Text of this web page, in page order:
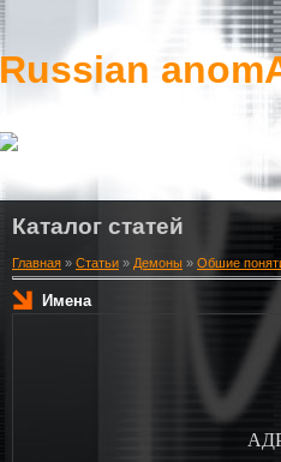
Russian
Каталог статей
Главная » Статьи » Демоны » Обшие
Имена